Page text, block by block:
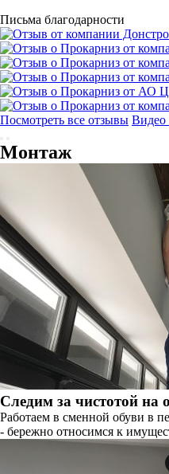
Письма благодарности
Посмотреть все отзывы Видео
Монтаж
Следим за чистотой на
Работаем в сменной обуви в
- бережно относимся к